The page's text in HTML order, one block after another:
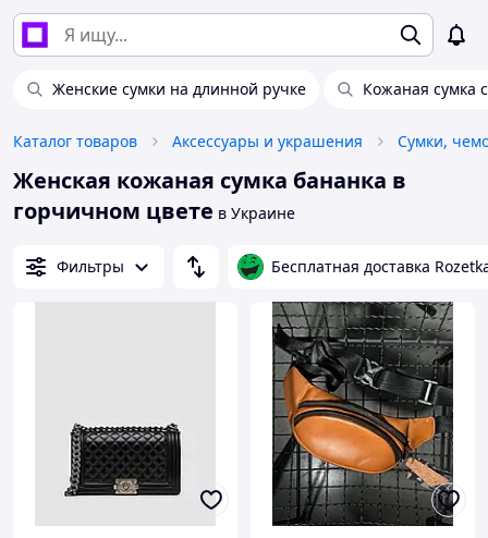
Женские сумки на длинной ручке Кожаная сумка
Каталог товаров Аксессуары и украшения Сумки,
Женская кожаная сумка бананка в
горчичном цвете в Украине
Фильтры Бесплатная доставка